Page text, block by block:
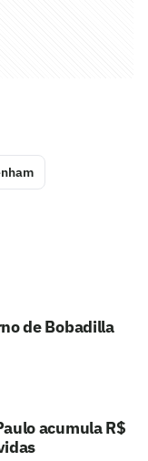
de Bobadilla
acumula R$